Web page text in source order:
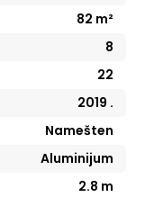
82 m²
8
22
2019 .
Namešten
Aluminijum
2.8 m